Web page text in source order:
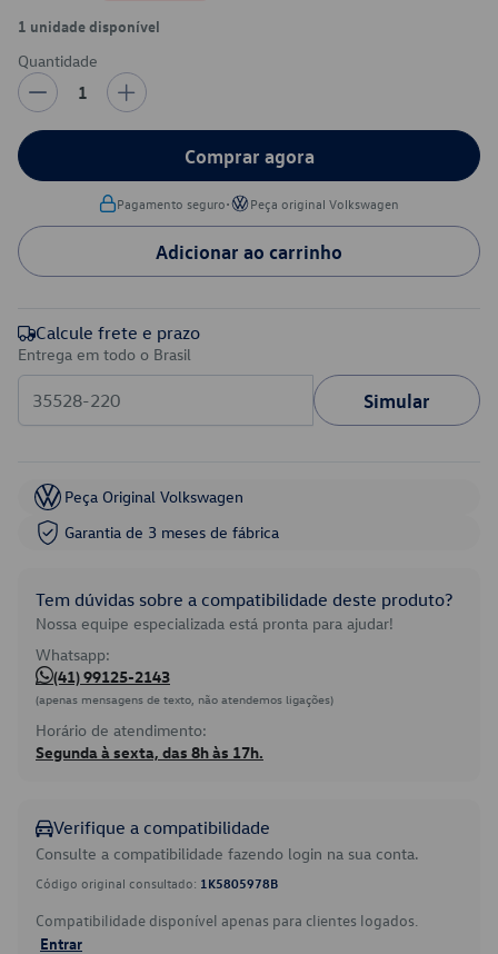
1 unidade disponível
Quantidade
1
Comprar agora
Pagamento seguro• Peça original Volkswagen
Adicionar ao carrinho
Calcule frete e prazo
Entrega em todo o Brasil
Simular
Peça Original Volkswagen
Garantia de 3 meses de fábrica
Tem dúvidas sobre a compatibilidade deste produto?
Nossa equipe especializada está pronta para ajudar!
Whatsapp:
(41) 99125-2143
(apenas mensagens de texto, não atendemos ligações)
Horário de atendimento:
Segunda à sexta, das 8h às 17h.
Verifique a compatibilidade
Consulte a compatibilidade fazendo login na sua conta.
Código original consultado: 1K5805978B
Compatibilidade disponível apenas para clientes logados.
Entrar